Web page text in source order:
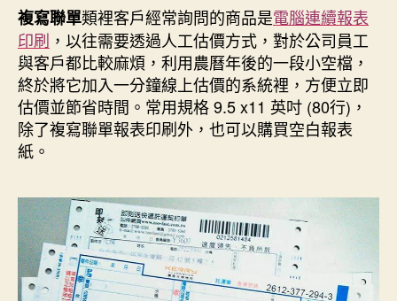
者
佈
日
期
複寫聯單類裡客戶經常詢問的商品是電腦連續報表
印刷 ，以往需要透過人工估價方式，對於公司員工
與客戶都比較麻煩，利用農曆年後的一段小空檔，
終於將它加入一分鐘線上估價的系統裡，方便立即
估價並節省時間。常用規格 9.5 x11 英吋 (80行)，
除了複寫聯單報表印刷外，也可以購買空白報表
紙。